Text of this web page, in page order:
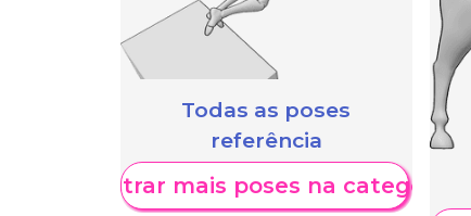
Todas as poses
referência
Mostrar mais poses na categoria